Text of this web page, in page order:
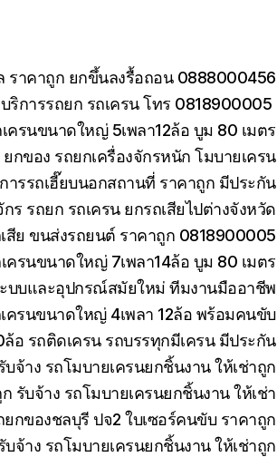
ราคาถูก ยกขึ้นลงรื้อถอน 0888000456
ริการรถยก รถเครน โทร 0818900005
ครนขนาดใหญ่ 5เพลา12ล้อ บูม 80 เมตร
กของ รถยกเครื่องจักรหนัก โมบายเครน
ารรถเฮี๊ยบนอกสถานที่ ราคาถูก มีประกัน
ร รถยก รถเครน ยกรถเสียไปต่างจังหวัด
สีย ขนส่งรถยนต์ ราคาถูก 0818900005
ครนขนาดใหญ่ 7เพลา14ล้อ บูม 80 เมตร
บบและอุปกรณ์สมัยใหม่ ทีมงานมืออาชีพ
ครนขนาดใหญ่ 4เพลา 12ล้อ พร้อมคนขับ
อ รถติดเครน รถบรรทุกมีเครน มีประกัน
จ้าง รถโมบายเครนยกชิ้นงาน ให้เช่าถูก
รับจ้าง รถโมบายเครนยกชิ้นงาน ให้เช่า
ยกของชลบุรี ปจ2 ใบเซอร์คนขับ ราคาถูก
จ้าง รถโมบายเครนยกชิ้นงาน ให้เช่าถูก